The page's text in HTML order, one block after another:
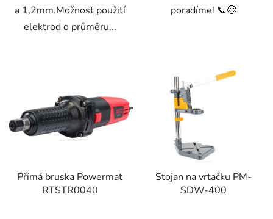
a 1,2mm.Možnost použití
elektrod o průměru...
poradíme! 📞😊
Přímá bruska Powermat
RTSTR0040
Stojan na vrtačku PM-
SDW-400